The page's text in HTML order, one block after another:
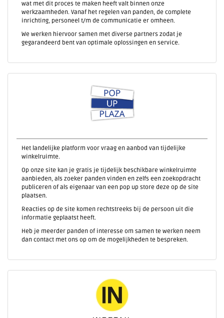
wat met dit proces te maken heeft valt binnen onze
werkzaamheden. Vanaf het regelen van panden, de complete
inrichting, personeel t/m de communicatie er omheen.
We werken hiervoor samen met diverse partners zodat je
gegarandeerd bent van optimale oplossingen en service.
Het landelijke platform voor vraag en aanbod van tijdelijke
winkelruimte.
Op onze site kan je gratis je tijdelijk beschikbare winkelruimte
aanbieden, als zoeker panden vinden en zelfs een zoekopdracht
publiceren of als eigenaar van een pop up store deze op de site
plaatsen.
Reacties op de site komen rechtstreeks bij de persoon uit die
informatie geplaatst heeft.
Heb je meerder panden of interesse om samen te werken neem
dan contact met ons op om de mogelijkheden te bespreken.